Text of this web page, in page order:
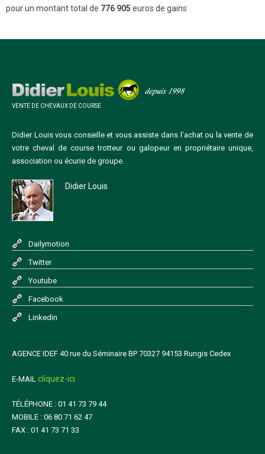
pour un montant total de 776 905 euros de gains
VENTE DE CHEVAUX DE COURSE
Didier Louis vous conseille et vous assiste dans l'achat ou la vente de
votre cheval de course trotteur ou galopeur en propriétaire unique,
association ou écurie de groupe.
Didier Louis
Dailymotion
Twitter
Youtube
Facebook
Linkedin
AGENCE IDEF 40 rue du Séminaire BP 70327 94153 Rungis Cedex
E-MAIL cliquez-ici
TÉLÉPHONE : 01 41 73 79 44
MOBILE : 06 80 71 62 47
FAX : 01 41 73 71 33